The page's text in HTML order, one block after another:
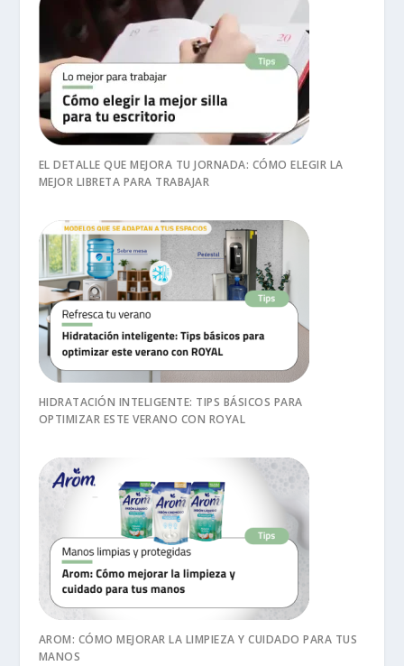
EL DETALLE QUE MEJORA TU JORNADA: CÓMO ELEGIR LA
MEJOR LIBRETA PARA TRABAJAR
HIDRATACIÓN INTELIGENTE: TIPS BÁSICOS PARA
OPTIMIZAR ESTE VERANO CON ROYAL
AROM: CÓMO MEJORAR LA LIMPIEZA Y CUIDADO PARA TUS
MANOS